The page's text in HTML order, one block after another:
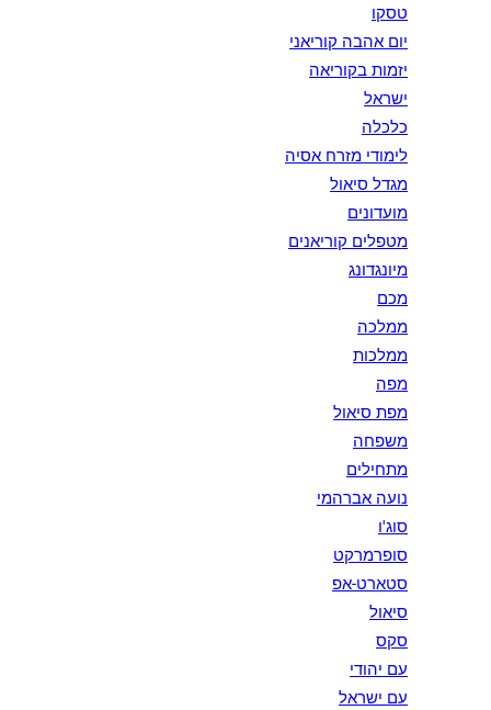
טסקו
יום אהבה קוריאני
יזמות בקוריאה
ישראל
כלכלה
לימודי מזרח אסיה
מגדל סיאול
מועדונים
מטפלים קוריאנים
מיונגדונג
מכם
ממלכה
ממלכות
מפה
מפת סיאול
משפחה
מתחילים
נועה אברהמי
סוג'ו
סופרמרקט
סטארט-אפ
סיאול
סקס
עם יהודי
עם ישראל